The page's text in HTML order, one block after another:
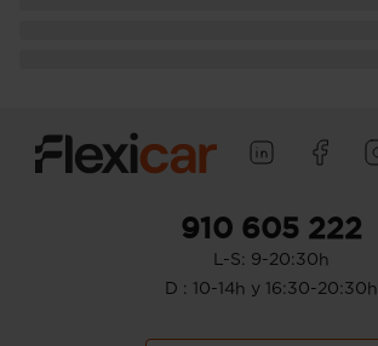
910 605 222
L-S: 9-20:30h
D : 10-14h y 16:30-20:30h